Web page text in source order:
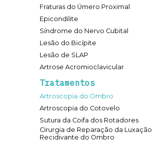
Fraturas do Úmero Proximal
Epicondilite
Síndrome do Nervo Cubital
Lesão do Bicípite
Lesão de SLAP
Artrose Acromioclavicular
Tratamentos
Artroscopia do Ombro
Artroscopia do Cotovelo
Sutura da Coifa dos Rotadores
Cirurgia de Reparação da Luxação
Recidivante do Ombro